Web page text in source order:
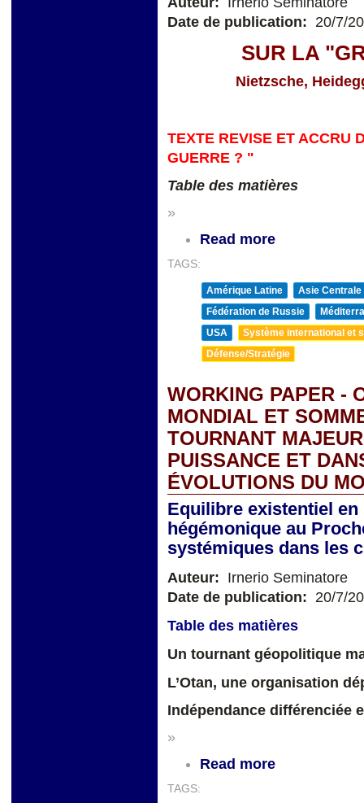
Date de publication: 20/7/
SUR LA
Nietzsche,
TEXTE REVISE ET ACCRU
GUERRE ? "
Table des matières
»
Read more
TAGS:
Amérique Latine
Asie Centrale
Fédération de Russie
USA
Système international et
Défense/Stratégie
WORKING PAPER -
MONDIAL ET
TOURNANT
PUISSANCE ET
ÉVOLUTIONS DU
Equilibre existentiel
hégémonique au
systémiques dans les
Auteur: Irnerio Seminatore
Date de publication: 20/7/
Table des matières
Un tournant géopolitique
L’Otan, une organisation
Indépendance différenciée
»
Read more
TAGS: